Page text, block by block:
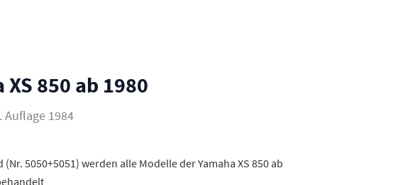
XS 850 ab 1980
Auflage 1984
(Nr. 5050+5051) werden alle Modelle der Yamaha XS 850 ab